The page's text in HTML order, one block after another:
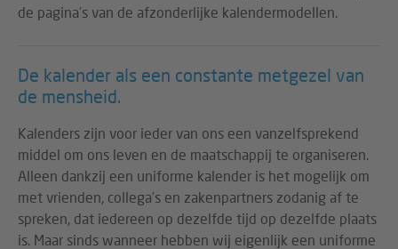
de pagina's van de afzonderlijke kalendermodellen.
De kalender als een constante metgezel van
de mensheid.
Kalenders zijn voor ieder van ons een vanzelfsprekend
middel om ons leven en de maatschappij te organiseren.
Alleen dankzij een uniforme kalender is het mogelijk om
met vrienden, collega's en zakenpartners zodanig af te
spreken, dat iedereen op dezelfde tijd op dezelfde plaats
is. Maar sinds wanneer hebben wij eigenlijk een uniforme